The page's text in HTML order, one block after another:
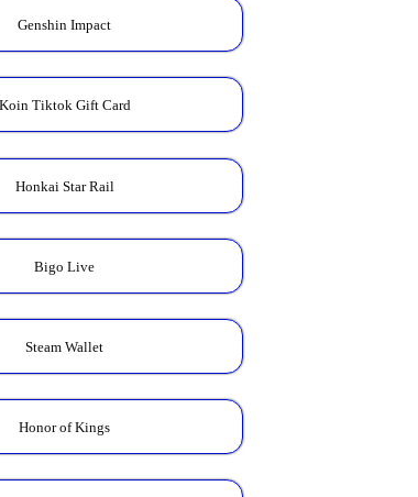
untuk
Genshin Impact
Koin Tiktok Gift Card
Honkai Star Rail
Bigo Live
Steam Wallet
Honor of Kings